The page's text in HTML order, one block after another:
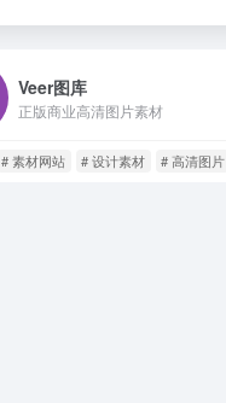
Veer图库
正版商业高清图片素材
# 素材网站 # 设计素材 # 高清图片